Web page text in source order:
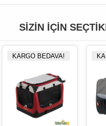
SIZIN İÇIN
KARGO BEDAVA!